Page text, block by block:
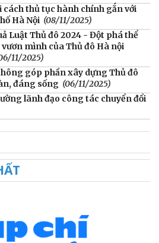
cách thủ tục hành chính gắn với
Hà Nội (08/11/2025)
Luật Thủ đô 2024 - Đột phá thể
mình của Thủ đô Hà nội
11/2025)
góp phần xây dựng Thủ đô
đáng sống (06/11/2025)
lãnh đạo công tác chuyển đổi